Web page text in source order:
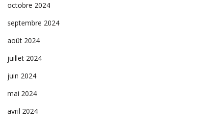
octobre 2024
septembre 2024
août 2024
juillet 2024
juin 2024
mai 2024
avril 2024